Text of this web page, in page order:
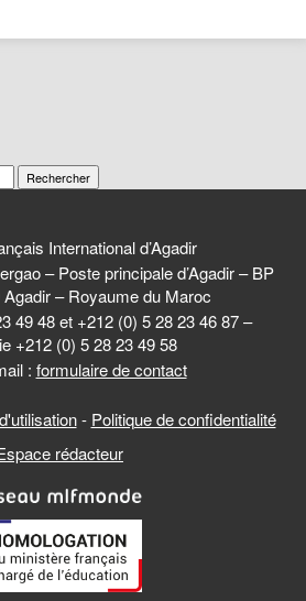
Rechercher
International d’Agadir
– Poste principale d’Agadir – BP
Agadir – Royaume du Maroc
49 48 et +212 (0) 5 28 23 46 87 –
+212 (0) 5 28 23 49 58
: formulaire de contact
- Politique de confidentialité
rédacteur